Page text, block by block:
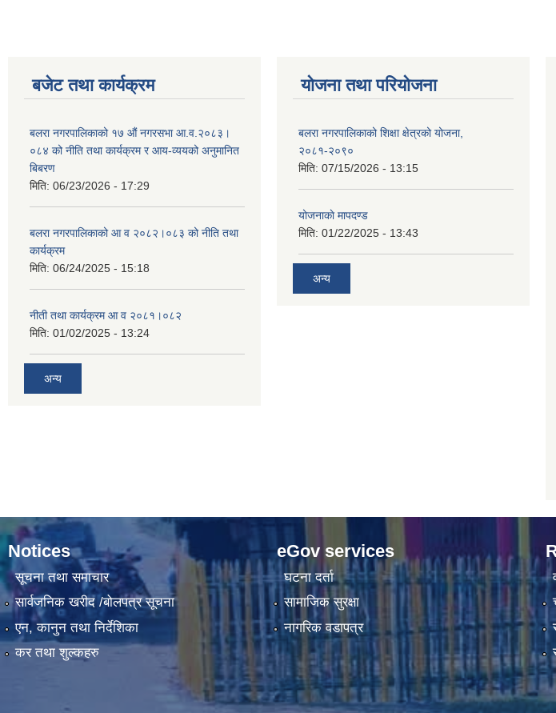
बजेट तथा कार्यक्रम
बलरा नगरपालिकाको १७ औं नगरसभा आ.व.२०८३।
०८४ को नीति तथा कार्यक्रम र आय-व्ययको अनुमानित
बिबरण
मिति: 06/23/2026 - 17:29
बलरा नगरपालिकाको आ व २०८२।०८३ को नीति तथा
कार्यक्रम
मिति: 06/24/2025 - 15:18
नीती तथा कार्यक्रम आ व २०८१।०८२
मिति: 01/02/2025 - 13:24
अन्य
योजना तथा परियोजना
बलरा नगरपालिकाको शिक्षा क्षेत्रको योजना,
२०८१-२०९०
मिति: 07/15/2026 - 13:15
योजनाकाे मापदण्ड
मिति: 01/22/2025 - 13:43
अन्य
Notices
सूचना तथा समाचार
सार्वजनिक खरीद /बोलपत्र सूचना
एन, कानुन तथा निर्देशिका
कर तथा शुल्कहरु
eGov services
घटना दर्ता
सामाजिक सुरक्षा
नागरिक वडापत्र